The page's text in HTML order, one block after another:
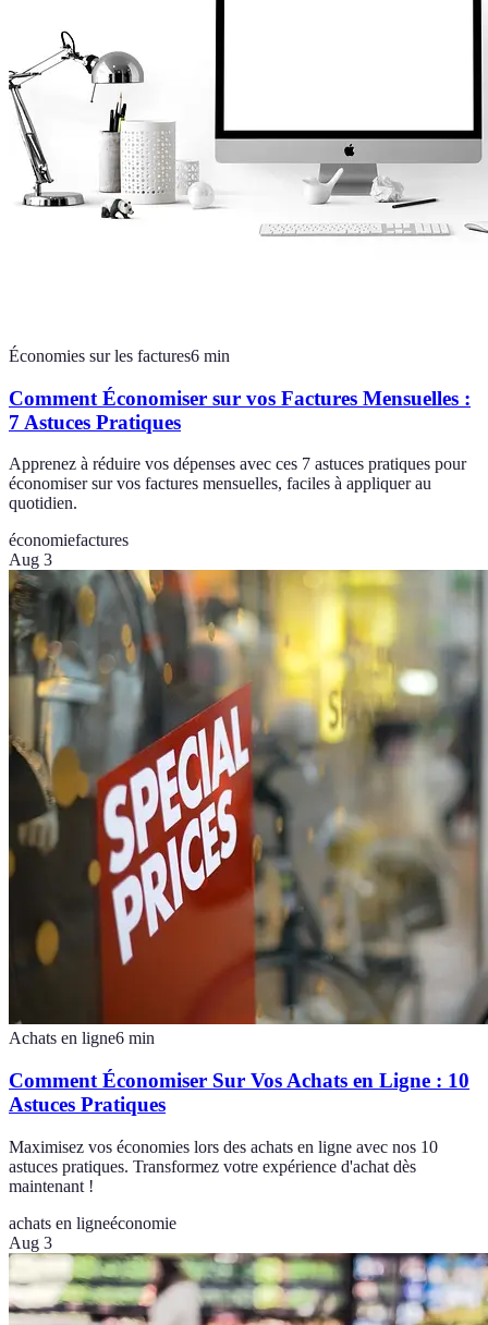
Économies sur les factures6 min
Comment Économiser sur vos Factures Mensuelles :
7 Astuces Pratiques
Apprenez à réduire vos dépenses avec ces 7 astuces pratiques pour
économiser sur vos factures mensuelles, faciles à appliquer au
quotidien.
économiefactures
Aug 3
Achats en ligne6 min
Comment Économiser Sur Vos Achats en Ligne : 10
Astuces Pratiques
Maximisez vos économies lors des achats en ligne avec nos 10
astuces pratiques. Transformez votre expérience d'achat dès
maintenant !
achats en ligneéconomie
Aug 3